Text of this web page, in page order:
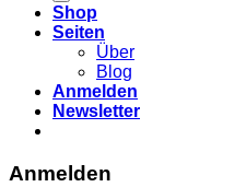
Shop
Seiten
Über
Blog
Anmelden
Newsletter
Anmelden